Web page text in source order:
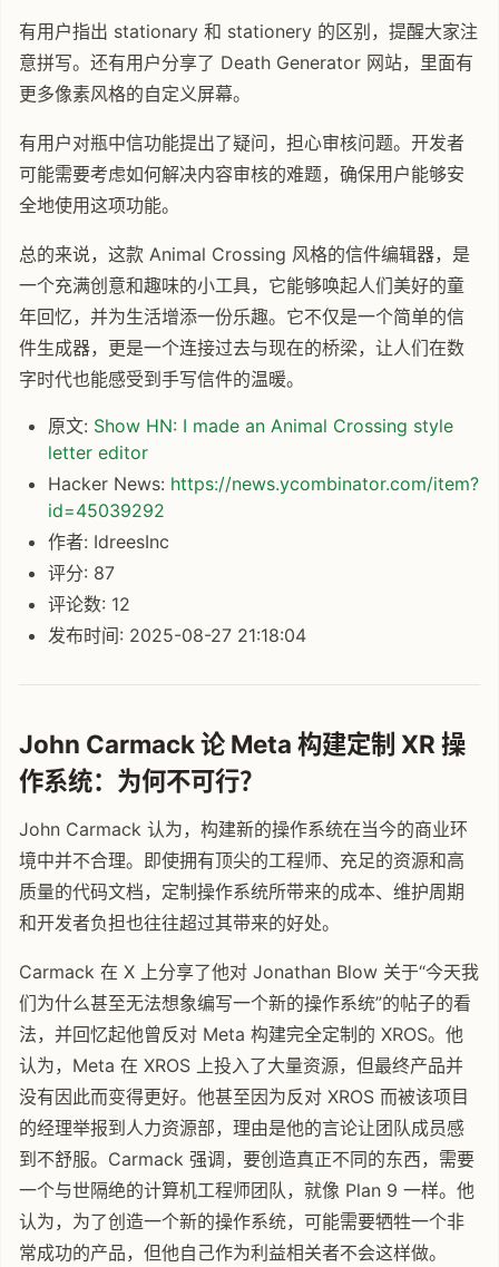
有用户指出 stationary 和 stationery 的区别，提醒大家注
意拼写。还有用户分享了 Death Generator 网站，里面有
更多像素风格的自定义屏幕。
有用户对瓶中信功能提出了疑问，担心审核问题。开发者
可能需要考虑如何解决内容审核的难题，确保用户能够安
全地使用这项功能。
总的来说，这款 Animal Crossing 风格的信件编辑器，是
一个充满创意和趣味的小工具，它能够唤起人们美好的童
年回忆，并为生活增添一份乐趣。它不仅是一个简单的信
件生成器，更是一个连接过去与现在的桥梁，让人们在数
字时代也能感受到手写信件的温暖。
原文: Show HN: I made an Animal Crossing style
letter editor
Hacker News: https://news.ycombinator.com/item?
id=45039292
作者: IdreesInc
评分: 87
评论数: 12
发布时间: 2025-08-27 21:18:04
John Carmack 论 Meta 构建定制 XR 操
作系统：为何不可行？
John Carmack 认为，构建新的操作系统在当今的商业环
境中并不合理。即使拥有顶尖的工程师、充足的资源和高
质量的代码文档，定制操作系统所带来的成本、维护周期
和开发者负担也往往超过其带来的好处。
Carmack 在 X 上分享了他对 Jonathan Blow 关于“今天我
们为什么甚至无法想象编写一个新的操作系统”的帖子的看
法，并回忆起他曾反对 Meta 构建完全定制的 XROS。他
认为，Meta 在 XROS 上投入了大量资源，但最终产品并
没有因此而变得更好。他甚至因为反对 XROS 而被该项目
的经理举报到人力资源部，理由是他的言论让团队成员感
到不舒服。Carmack 强调，要创造真正不同的东西，需要
一个与世隔绝的计算机工程师团队，就像 Plan 9 一样。他
认为，为了创造一个新的操作系统，可能需要牺牲一个非
常成功的产品，但他自己作为利益相关者不会这样做。